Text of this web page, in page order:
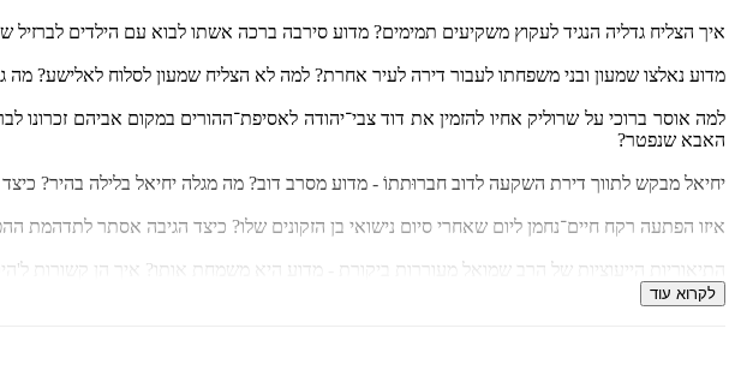
איך הצליח גדליה הנגיד לעקוץ משקיעים תמימים? מדוע סירבה ברכה אשתו לבוא עם הילדים
מדוע נאלצו שמעון ובני משפחתו לעבור דירה לעיר אחרת? למה לא הצליח שמעון לסלוח לאלישע? מה
למה אוסר ברוכי על שרוליק אחיו להזמין את דוד צבי־יהודה לאסיפת־ההורים במקום אביהם
האבא שנפטר?
יחיאל מבקש לתווך דירת השקעה לדוב חברוּתתוֹ - מדוע מסרב דוב? מה מגלה יחיאל בלילה בהיר?
איזו הפתעה רקח חיים־נחמן ליום שאחרי סיום נישואי בן הזקונים שלו? כיצד הגיבה אסתר לתדהמת
התיאוריות הייעוציות של הרב שמואל מעוררות ביקורת - מדוע היא משמחת אותו? איך הן קשורות
איך התגלגלה שירת הים של 'קה אכסוף' בליל־שישי על שפת ים חיפה למחלקה אונקולוגית? מה הקשר
לקרוא עוד